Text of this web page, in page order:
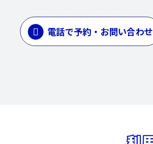
電話で予約・お問い合わせ